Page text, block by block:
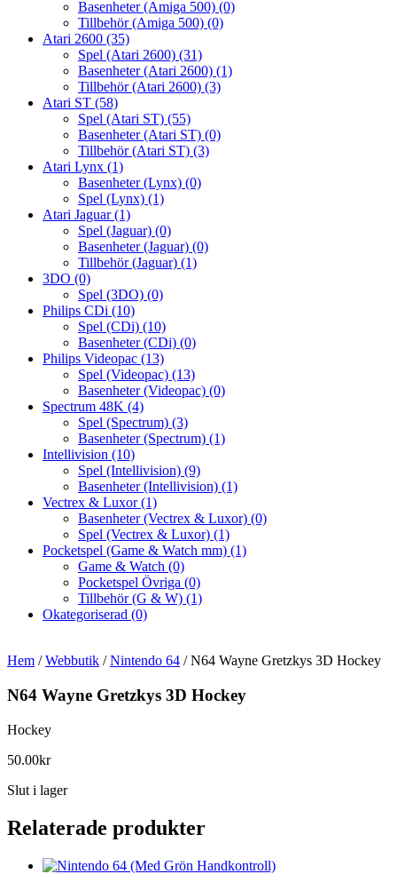
Basenheter (Amiga 500) (0)
Tillbehör (Amiga 500) (0)
Atari 2600 (35)
Spel (Atari 2600) (31)
Basenheter (Atari 2600) (1)
Tillbehör (Atari 2600) (3)
Atari ST (58)
Spel (Atari ST) (55)
Basenheter (Atari ST) (0)
Tillbehör (Atari ST) (3)
Atari Lynx (1)
Basenheter (Lynx) (0)
Spel (Lynx) (1)
Atari Jaguar(1)
Spel (Jaguar) (0)
Basenheter (Jaguar) (0)
Tillbehör (Jaguar) (1)
3DO (0)
Spel (3DO) (0)
Philips CDi (10)
Spel (CDi) (10)
Basenheter (CDi) (0)
Philips Videopac (13)
Spel (Videopac) (13)
Basenheter (Videopac) (0)
Spectrum 48K (4)
Spel (Spectrum) (3)
Basenheter (Spectrum) (1)
Intellivision (10)
Spel (Intellivision) (9)
Basenheter (Intellivision) (1)
Vectrex & Luxor(1)
Basenheter (Vectrex & Luxor) (0)
Spel (Vectrex & Luxor) (1)
Pocketspel (Game & Watch mm) (1)
Game & Watch (0)
Pocketspel Övriga (0)
Tillbehör (G & W) (1)
Okategoriserad (0)
Hem /Webbutik /Nintendo 64 / N64 Wayne Gretzkys 3D Hockey
N64 Wayne Gretzkys 3D Hockey
Hockey
50.00kr
Slut i lager
Relaterade produkter